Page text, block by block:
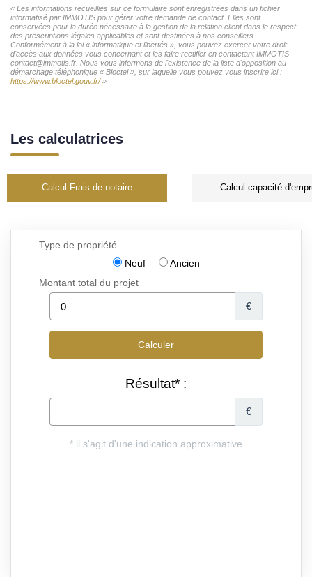
« Les informations recueillies sur ce formulaire sont enregistrées dans un fichier
informatisé par IMMOTIS pour gérer votre demande de contact. Elles sont
conservées pour la durée nécessaire à la gestion de la relation client dans le respect
des prescriptions légales applicables et sont destinées à nos conseillers
Conformément à la loi « informatique et libertés », vous pouvez exercer votre droit
d'accès aux données vous concernant et les faire rectifier en contactant IMMOTIS
contact@immotis.fr. Nous vous informons de l'existence de la liste d'opposition au
démarchage téléphonique « Bloctel », sur laquelle vous pouvez vous inscrire ici :
https://www.bloctel.gouv.fr/»
Les calculatrices
Calcul Frais de notaire Calcul capacité